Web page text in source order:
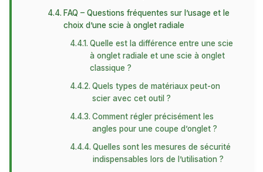
FAQ – Questions fréquentes sur l’usage et le
choix d’une scie à onglet radiale
Quelle est la différence entre une scie
à onglet radiale et une scie à onglet
classique ?
Quels types de matériaux peut-on
scier avec cet outil ?
Comment régler précisément les
angles pour une coupe d’onglet ?
Quelles sont les mesures de sécurité
indispensables lors de l’utilisation ?